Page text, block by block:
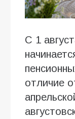
С 1
отличие